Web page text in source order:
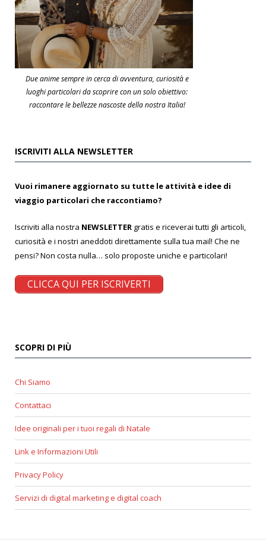
Due anime sempre in cerca di avventura, curiosità e
luoghi particolari da scoprire con un solo obiettivo:
raccontare le bellezze nascoste della nostra Italia!
ISCRIVITI ALLA NEWSLETTER
Vuoi rimanere aggiornato su tutte le attività e idee di
viaggio particolari che raccontiamo?
Iscriviti alla nostra NEWSLETTER gratis e riceverai tutti gli articoli,
curiosità e i nostri aneddoti direttamente sulla tua mail! Che ne
pensi? Non costa nulla… solo proposte uniche e particolari!
CLICCA QUI PER ISCRIVERTI
SCOPRI DI PIÙ
Chi Siamo
Contattaci
Idee originali per i tuoi regali di Natale
Link e Informazioni Utili
Privacy Policy
Servizi di digital marketing e digital coach